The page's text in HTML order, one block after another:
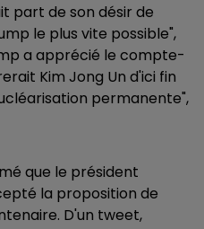
part de son désir de
le plus vite possible",
a apprécié le compte-
Kim Jong Un d'ici fin
permanente",
que le président
la proposition de
D'un tweet,